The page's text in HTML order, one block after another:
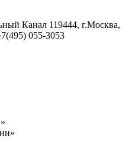
Канал 119444, г.Москва,
055-3053